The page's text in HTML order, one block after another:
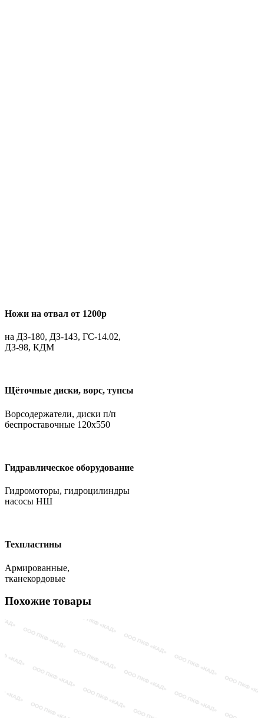
Ножи на отвал от 1200р
на ДЗ-180, ДЗ-143, ГС-14.02,
ДЗ-98, КДМ
Щёточные диски, ворс, тупсы
Ворсодержатели, диски п/п
беспроставочные 120х550
Гидравлическое оборудование
Гидромоторы, гидроцилиндры
насосы НШ
Техпластины
Армированные,
тканекордовые
Похожие товары